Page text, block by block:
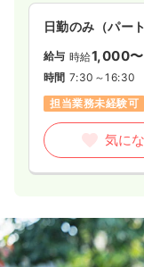
日勤のみ（パート
給与 時給1,000
時間 7:30～16:30
担当業務未経験可
気に